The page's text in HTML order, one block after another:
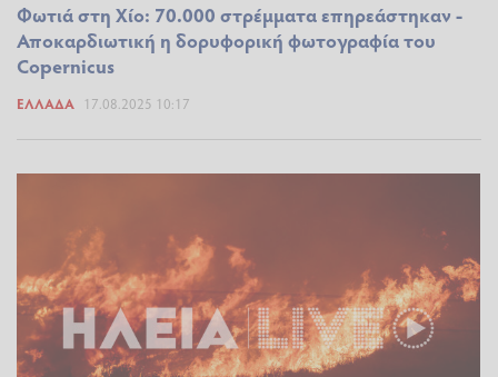
Φωτιά στη Χίο: 70.000 στρέμματα επηρεάστηκαν -
Αποκαρδιωτική η δορυφορική φωτογραφία του
Copernicus
ΕΛΛΆΔΑ 17.08.2025 10:17